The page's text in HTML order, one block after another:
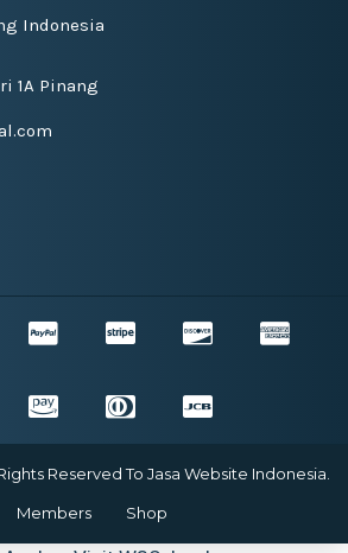
Indonesia
1A Pinang
Reserved To Jasa Website Indonesia.
Members Shop